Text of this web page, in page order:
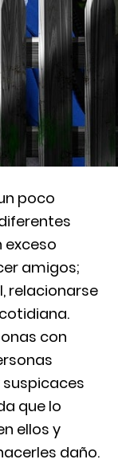
poco
exceso
amigos;
relacionarse
con
que lo
ellos y
daño.